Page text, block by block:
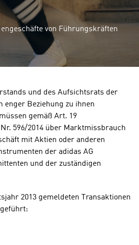
von Führungskräften
und des Aufsichtsrats der
enger Beziehung zu ihnen
gemäß Art. 19
596/2014 über Marktmissbrauch
mit Aktien oder anderen
der adidas AG
und der zuständigen
2013 gemeldeten Transaktionen